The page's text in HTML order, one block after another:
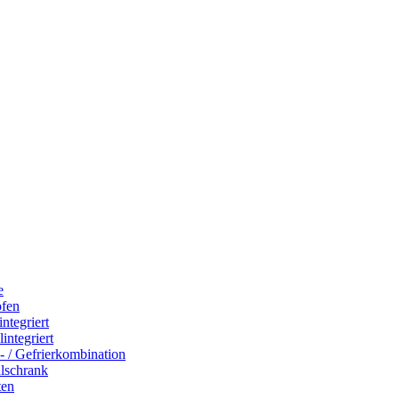
/ Gefrierkombination